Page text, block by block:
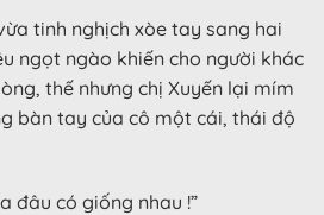
tinh nghịch xòe tay sang hai
ngọt ngào khiến cho người khác
thế nhưng chị Xuyến lại mím
bàn tay của cô một cái, thái độ
đâu có giống nhau !”